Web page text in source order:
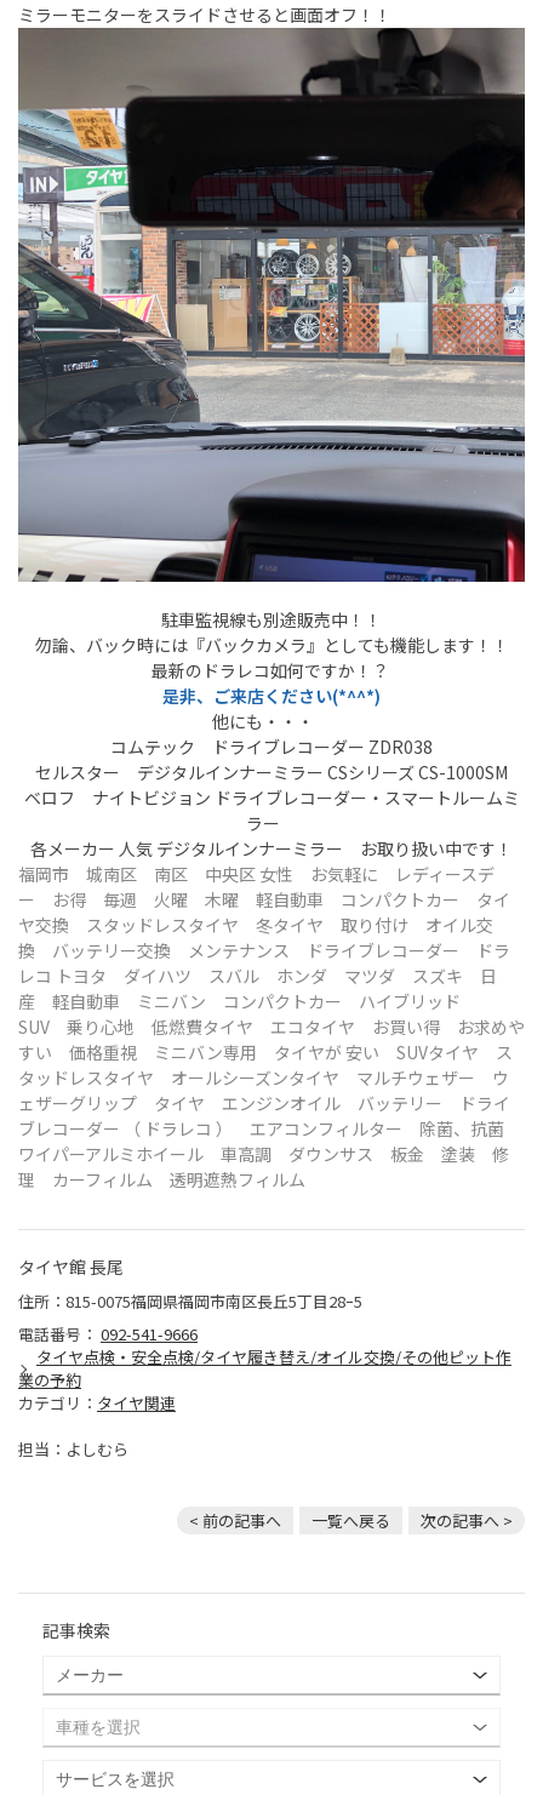
ミラーモニターをスライドさせると画面オフ！！
駐車監視線も別途販売中！！
勿論、バック時には『バックカメラ』としても機能します！！
最新のドラレコ如何ですか！？
是非、ご来店ください(*^^*)
他にも・・・
コムテック ドライブレコーダー ZDR038
セルスター デジタルインナーミラー CSシリーズ CS-1000SM
ベロフ ナイトビジョン ドライブレコーダー・スマートルームミ
ラー
各メーカー 人気 デジタルインナーミラー お取り扱い中です！
福岡市 城南区 南区 中央区 女性 お気軽に レディースデ
ー お得 毎週 火曜 木曜 軽自動車 コンパクトカー タイ
ヤ交換 スタッドレスタイヤ 冬タイヤ 取り付け オイル交
換 バッテリー交換 メンテナンス ドライブレコーダー ドラ
レコ トヨタ ダイハツ スバル ホンダ マツダ スズキ 日
産 軽自動車 ミニバン コンパクトカー ハイブリッド
SUV 乗り心地 低燃費タイヤ エコタイヤ お買い得 お求めや
すい 価格重視 ミニバン専用 タイヤが 安い SUVタイヤ ス
タッドレスタイヤ オールシーズンタイヤ マルチウェザー ウ
ェザーグリップ タイヤ エンジンオイル バッテリー ドライ
ブレコーダー （ ドラレコ ） エアコンフィルター 除菌、抗菌
ワイパーアルミホイール 車高調 ダウンサス 板金 塗装 修
理 カーフィルム 透明遮熱フィルム
タイヤ館 長尾
住所：815-0075福岡県福岡市南区長丘5丁目28ｰ5
電話番号： 092-541-9666
タイヤ点検・安全点検/タイヤ履き替え/オイル交換/その他ピット作
業の予約
カテゴリ： タイヤ関連
担当：よしむら
< 前の記事へ 一覧へ戻る 次の記事へ >
記事検索